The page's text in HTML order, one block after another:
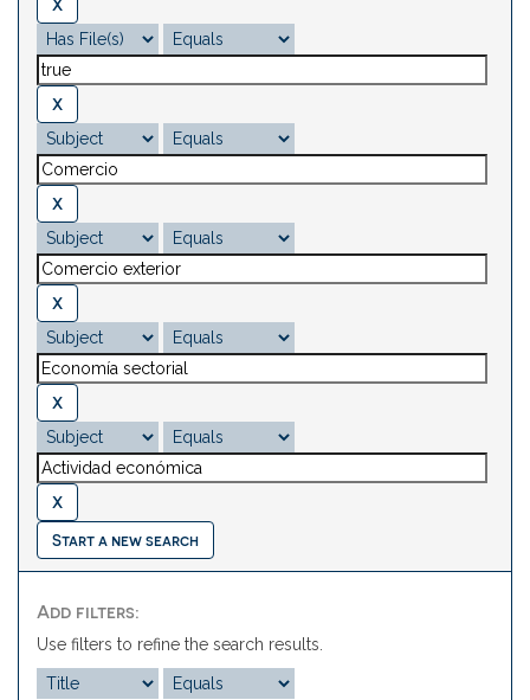
Start a new search
Add filters:
Use filters to refine the search results.